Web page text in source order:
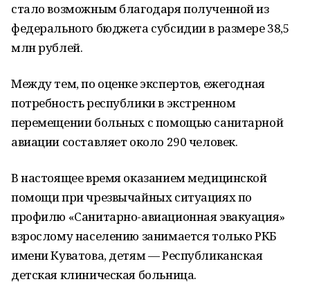
стало возможным благодаря полученной из
федерального бюджета субсидии в размере 38,5
млн рублей.
Между тем, по оценке экспертов, ежегодная
потребность республики в экстренном
перемещении больных с помощью санитарной
авиации составляет около 290 человек.
В настоящее время оказанием медицинской
помощи при чрезвычайных ситуациях по
профилю «Санитарно-авиационная эвакуация»
взрослому населению занимается только РКБ
имени Куватова, детям — Республиканская
детская клиническая больница.